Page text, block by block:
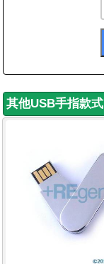
其他USB手指款